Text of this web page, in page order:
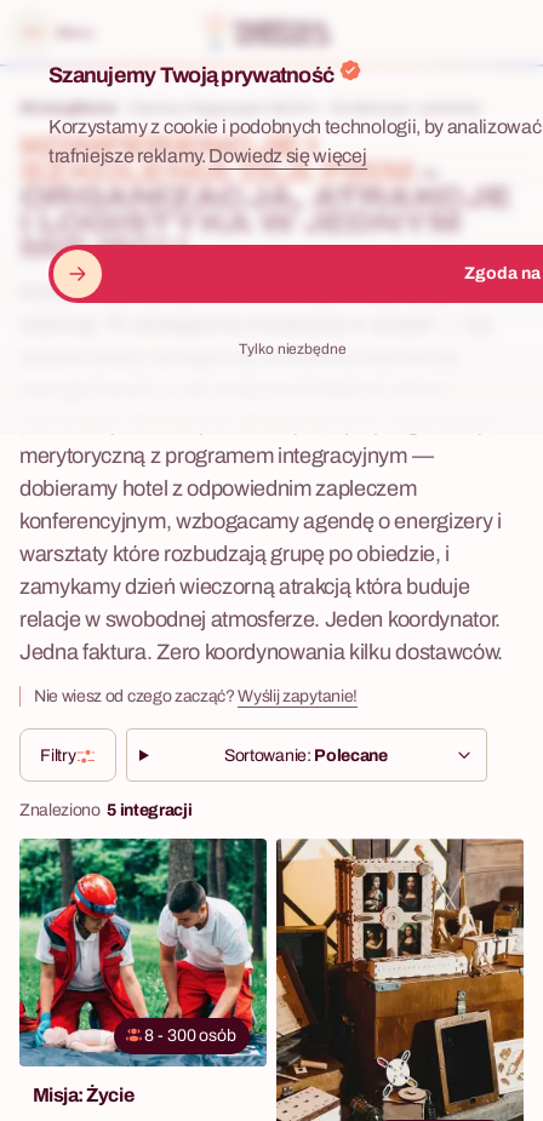
Szanujemy Twoją prywatność
Korzystamy z cookie i podobnych technologii, by
trafniejsze reklamy.Dowiedz się więcej
Tylko niezbędne
Zgoda
KONFERENCJE I
SZKOLENIA DLA FIRM
ORGANIZACJA, ATRAKCJE
I LOGISTYKA W JEDNYM
MIEJSCU
Konferencja lub szkolenie to nie tylko sala, projektor i
sukces zależy od tego czy uczestnicy wychodzą
merytoryczną z programem integracyjnym —
dobieramy hotel z odpowiednim zapleczem
konferencyjnym, wzbogacamy agendę o energizery i
warsztaty które rozbudzają grupę po obiedzie, i
zamykamy dzień wieczorną atrakcją która buduje
relacje w swobodnej atmosferze. Jeden koordynator.
Jedna faktura. Zero koordynowania kilku dostawców.
Nie wiesz od czego zacząć?Wyślij zapytanie!
Filtry Sortowanie: Polecane
Znaleziono5 integracji
8 - 300 osób
Misja: Życie